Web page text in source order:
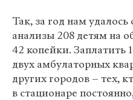
Так, за год нам
анализы 208 детям на
42 копейки. Заплатить
двух амбулаторных
других городов – тех,
в стационаре